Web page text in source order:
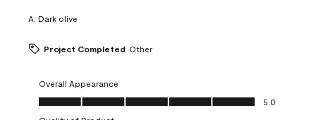
A: Dark olive
Project Completed Other
Overall Appearance
Overall Appearance, 5.0 out of 5
5.0